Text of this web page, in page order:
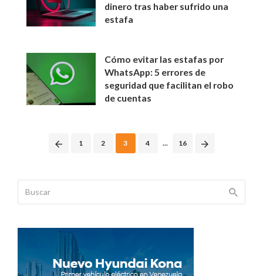
dinero tras haber sufrido una
estafa
Cómo evitar las estafas por
WhatsApp: 5 errores de
seguridad que facilitan el robo
de cuentas
navigation
1 2 3 4 ... 16